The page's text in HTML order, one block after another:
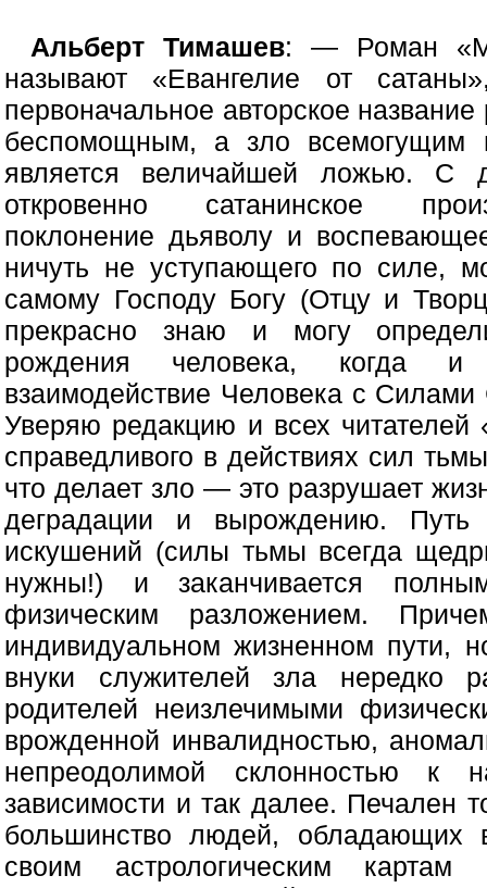
Альберт Тимашев: — Роман
называют «Евангелие от
первоначальное авторское
беспомощным, а зло
является величайшей ложью. С
откровенно сатанинское
поклонение дьяволу и
ничуть не уступающего по силе,
самому Господу Богу (Отцу и
прекрасно знаю и могу
рождения человека, когда и
взаимодействие Человека с
Уверяю редакцию и всех читателей
справедливого в действиях сил
что делает зло — это разрушает
деградации и вырождению. Путь
искушений (силы тьмы всегда
нужны!) и заканчивается
физическим разложением.
индивидуальном жизненном пути,
внуки служителей зла нередко
родителей неизлечимыми
врожденной инвалидностью,
непреодолимой склонностью к
зависимости и так далее. Печален
большинство людей, обладающих
своим астрологическим